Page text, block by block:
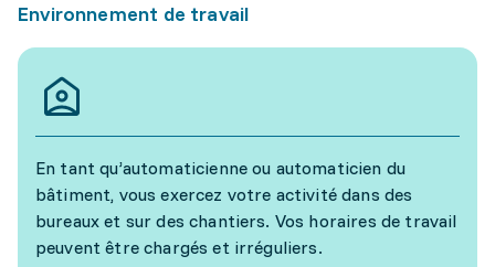
Environnement de travail
En tant qu’automaticienne ou automaticien du
bâtiment, vous exercez votre activité dans des
bureaux et sur des chantiers. Vos horaires de travail
peuvent être chargés et irréguliers.